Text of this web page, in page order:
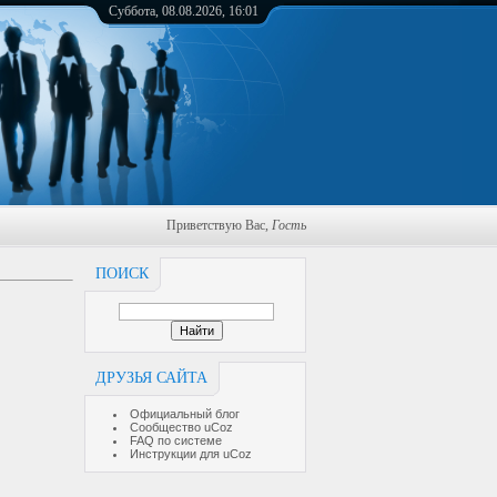
Суббота, 08.08.2026, 16:01
Приветствую Вас, Гость
ПОИСК
ДРУЗЬЯ САЙТА
Официальный блог
Сообщество uCoz
FAQ по системе
Инструкции для uCoz